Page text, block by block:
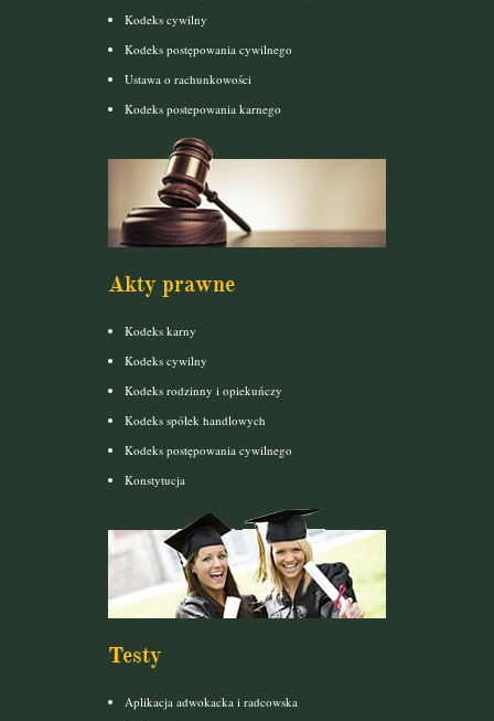
Kodeks cywilny
Kodeks postępowania cywilnego
Ustawa o rachunkowości
Kodeks postepowania karnego
Akty prawne
Kodeks karny
Kodeks cywilny
Kodeks rodzinny i opiekuńczy
Kodeks spółek handlowych
Kodeks postępowania cywilnego
Konstytucja
Testy
Aplikacja adwokacka i radcowska